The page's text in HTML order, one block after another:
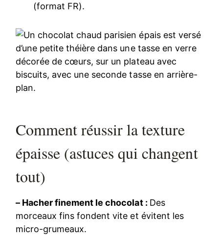
(format FR).
Comment réussir la texture
épaisse (astuces qui changent
tout)
– Hacher finement le chocolat : Des
morceaux fins fondent vite et évitent les
micro-grumeaux.